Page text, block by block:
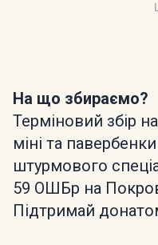
На що збираємо?
Терміновий збір
міні та
штурмового
59 ОШБр на
Підтримай